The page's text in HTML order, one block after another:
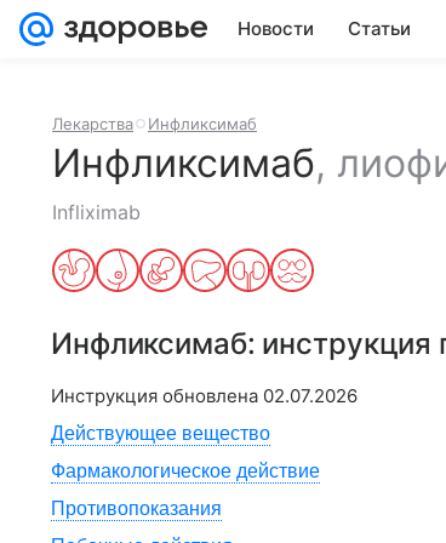
Новости Статьи
Лекарства Инфликсимаб
Инфликсимаб,
Infliximab
Инфликсимаб:
Инструкция обновлена 02.07.2026
Действующее вещество
Фармакологическое действие
Противопоказания